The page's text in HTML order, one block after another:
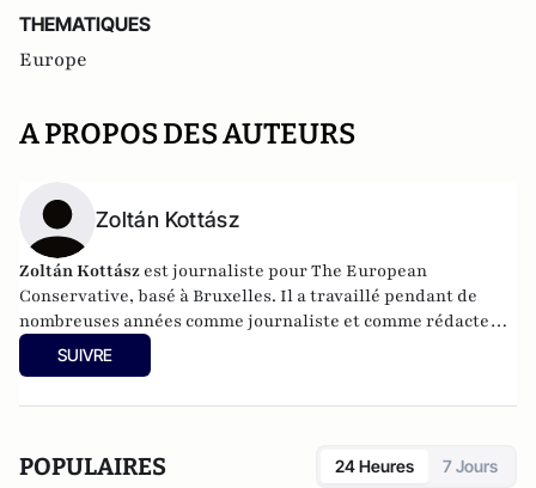
THEMATIQUES
Europe
A PROPOS DES AUTEURS
Zoltán Kottász
Zoltán Kottász est journaliste pour The European
Conservative, basé à Bruxelles. Il a travaillé pendant de
nombreuses années comme journaliste et comme rédacteur
en chef du service étranger du quotidien hongrois Magyar
Nemzet. Il s'intéresse principalement à la politique
SUIVRE
POPULAIRES 24 Heures 7 Jours